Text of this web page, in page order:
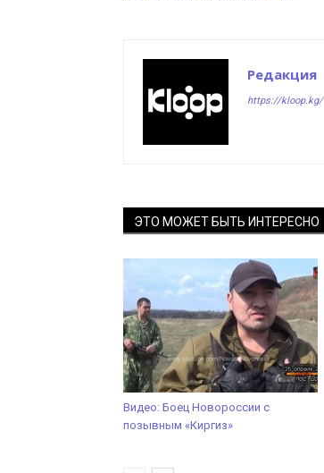
Редакция
https://kloop.kg/
ЭТО МОЖЕТ БЫТЬ ИНТЕРЕСНО
Видео: Боец Новороссии с
позывным «Киргиз»